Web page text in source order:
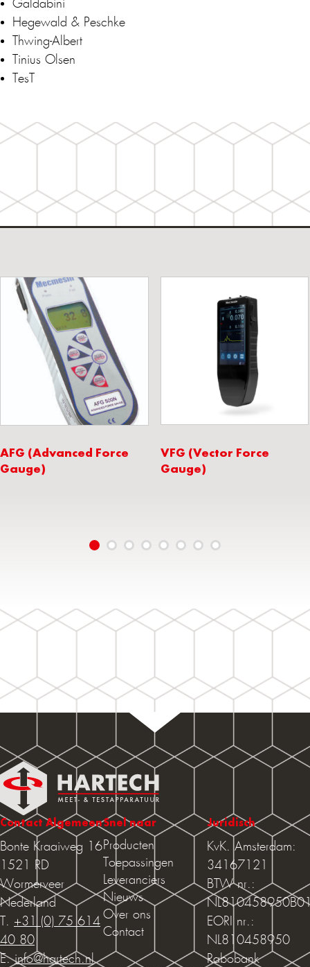
Galdabini
Hegewald & Peschke
Thwing-Albert
Tinius Olsen
TesT
AFG (Advanced Force
Gauge)
VFG (Vector Force
Gauge)
Contact Algemeen
Bonte Kraaiweg 16
1521 RD
Wormerveer
Nederland
T. +31 (0) 75 614
40 80
E.info@hartech.nl
Snel naar
Producten
Toepassingen
Leveranciers
Nieuws
Over ons
Contact
Juridisch
KvK. Amsterdam:
34167121
BTW nr.:
EORI nr.:
NL810458950
Rabobank